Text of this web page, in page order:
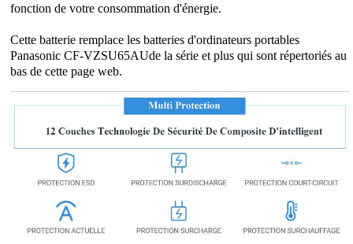
fonction de votre consommation d'énergie.
Cette batterie remplace les batteries d'ordinateurs portables
Panasonic CF-VZSU65AUde la série et plus qui sont répertoriés au
bas de cette page web.